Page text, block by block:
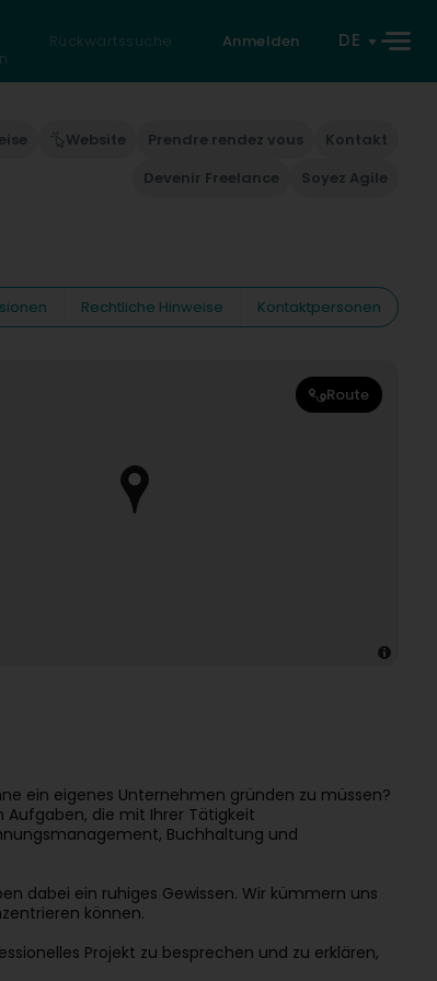
Rückwärtssuche Anmelden DE
Website Prendre rendez vous
Kontakt
Devenir Freelance
Soyez Agile
Rechtliche Hinweise
Kontaktpersonen
Route
ein eigenes Unternehmen gründen zu müssen?
die mit Ihrer Tätigkeit
Buchhaltung und
dabei ein ruhiges Gewissen. Wir kümmern uns
können.
Projekt zu besprechen und zu erklären,